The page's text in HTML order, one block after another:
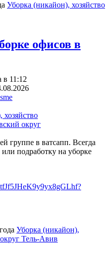
Уборка (никайон), хозяйство
офисов в
в 11:12
хозяйство
округ
группе в ватсапп. Всегда
подработку на уборке
Уборка (никайон),
Тель-Авив